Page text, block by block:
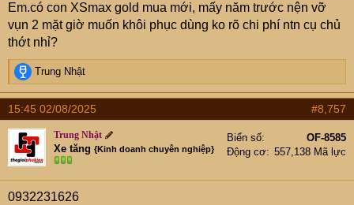
Em.có con XSmax gold mua mới, mấy năm trước nện vỡ
vụn 2 mặt giờ muốn khôi phục dùng ko rõ chi phí ntn cụ chủ
thớt nhỉ?
R
e
a
c
t
i
o
n
s
:
Trung Nhật
15:45 02/08/2025 #8,757
Trung Nhật
Xe tăng {Kinh doanh chuyên nghiệp}
Biển số
OF-8585
Động cơ
557,138 Mã lực
0932231626